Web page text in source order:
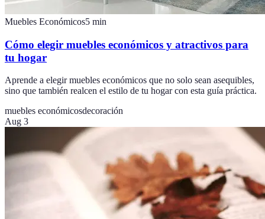
Muebles Económicos5 min
Cómo elegir muebles económicos y atractivos para
tu hogar
Aprende a elegir muebles económicos que no solo sean asequibles,
sino que también realcen el estilo de tu hogar con esta guía práctica.
muebles económicosdecoración
Aug 3